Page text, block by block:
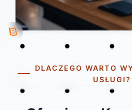
DLACZEGO WARTO
USŁUGI?